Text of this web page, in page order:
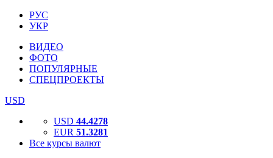
РУС
УКР
ВИДЕО
ФОТО
ПОПУЛЯРНЫЕ
СПЕЦПРОЕКТЫ
USD
USD 44.4278
EUR 51.3281
Все курсы валют